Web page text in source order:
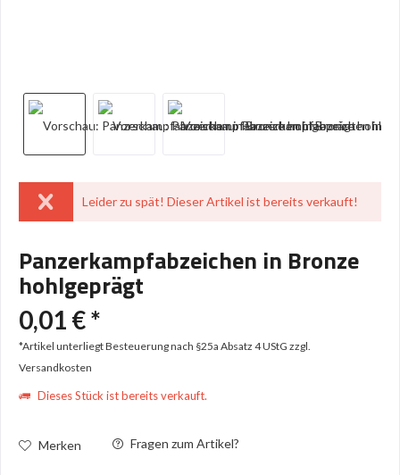
Leider zu spät! Dieser Artikel ist bereits verkauft!
Panzerkampfabzeichen in Bronze
hohlgeprägt
0,01 € *
*Artikel unterliegt Besteuerung nach §25a Absatz 4 UStG zzgl.
Versandkosten
Dieses Stück ist bereits verkauft.
Merken Fragen zum Artikel?